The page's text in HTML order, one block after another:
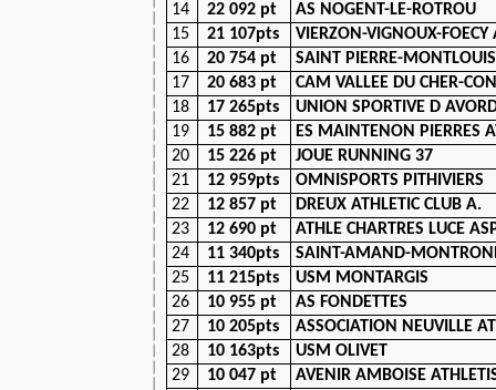
14
22 092 pt
AS NOGENT-LE-ROTROU
15
21 107pts
VIERZON-VIGNOUX-FOECY
16
20 754 pt
SAINT PIERRE-
17
20 683 pt
CAM VALLEE DU CHER-
18
17 265pts
UNION SPORTIVE D
19
15 882 pt
ES MAINTENON PIERRES
20
15 226 pt
JOUE RUNNING 37
21
12 959pts
OMNISPORTS PITHIVIERS
22
12 857 pt
DREUX ATHLETIC CLUB A.
23
12 690 pt
ATHLE CHARTRES LUCE
24
11 340pts
SAINT-AMAND-
25
11 215pts
USM MONTARGIS
26
10 955 pt
AS FONDETTES
27
10 205pts
ASSOCIATION NEUVILLE
28
10 163pts
USM OLIVET
29
10 047 pt
AVENIR AMBOISE